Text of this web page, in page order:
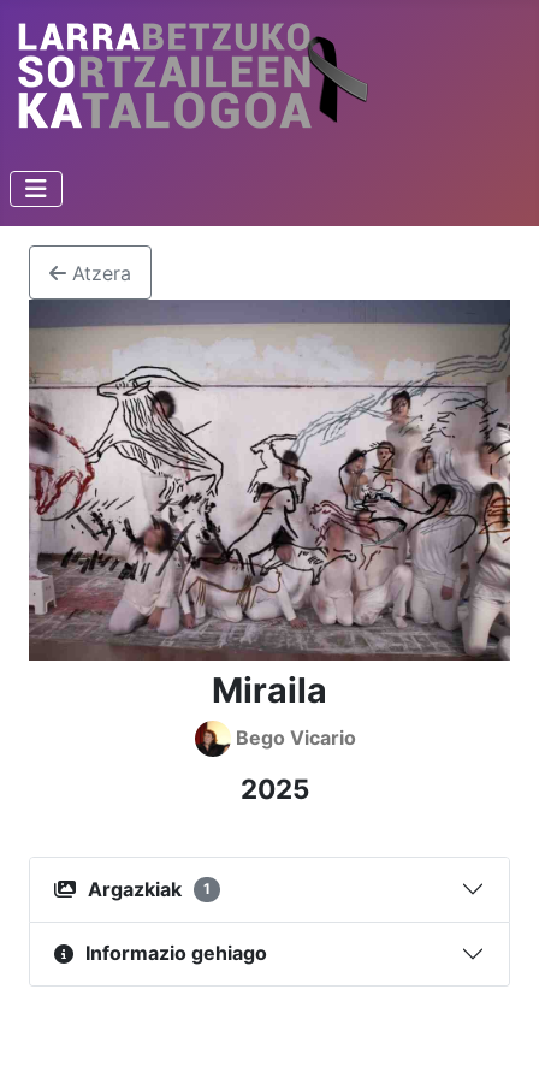
Atzera
Miraila
Bego Vicario
2025
Argazkiak 1
Informazio gehiago